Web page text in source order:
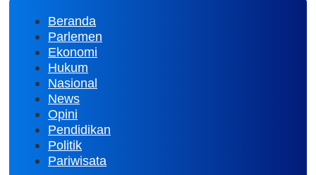
Beranda
Parlemen
Ekonomi
Hukum
Nasional
News
Opini
Pendidikan
Politik
Pariwisata